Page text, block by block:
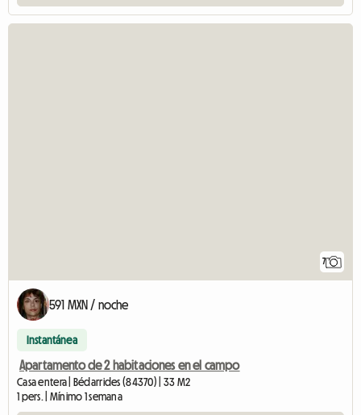
7
591 MXN / noche
Instantánea
Apartamento de 2 habitaciones en el campo
Casa entera | Bédarrides (84370) | 33 M2
1 pers. | Mínimo 1 semana